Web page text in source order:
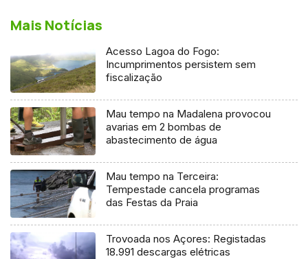
Mais Notícias
Acesso Lagoa do Fogo:
Incumprimentos persistem sem
fiscalização
Mau tempo na Madalena provocou
avarias em 2 bombas de
abastecimento de água
Mau tempo na Terceira:
Tempestade cancela programas
das Festas da Praia
Trovoada nos Açores: Registadas
18.991 descargas elétricas